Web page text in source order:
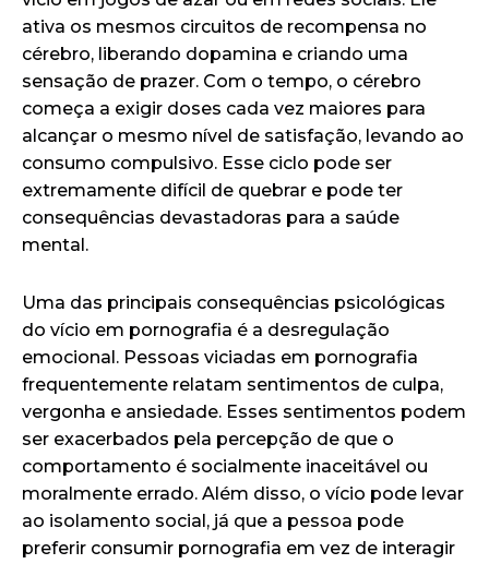
ativa os mesmos circuitos de recompensa no
cérebro, liberando dopamina e criando uma
sensação de prazer. Com o tempo, o cérebro
começa a exigir doses cada vez maiores para
alcançar o mesmo nível de satisfação, levando ao
consumo compulsivo. Esse ciclo pode ser
extremamente difícil de quebrar e pode ter
consequências devastadoras para a saúde
mental.
Uma das principais consequências psicológicas
do vício em pornografia é a desregulação
emocional. Pessoas viciadas em pornografia
frequentemente relatam sentimentos de culpa,
vergonha e ansiedade. Esses sentimentos podem
ser exacerbados pela percepção de que o
comportamento é socialmente inaceitável ou
moralmente errado. Além disso, o vício pode levar
ao isolamento social, já que a pessoa pode
preferir consumir pornografia em vez de interagir